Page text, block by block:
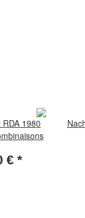
1980
€ *